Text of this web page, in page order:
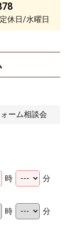
休日/水曜日
時
分
時
分